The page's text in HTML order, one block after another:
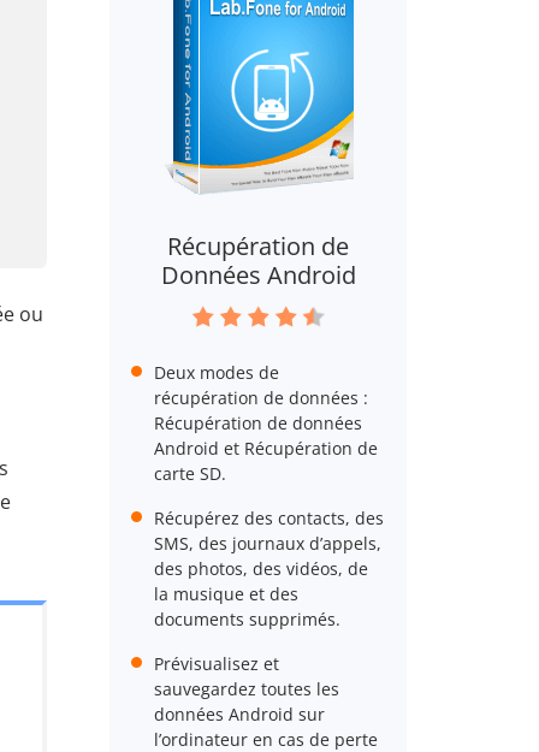
ou
Récupération de
Données Android
Deux modes de
récupération de données :
Récupération de données
Android et Récupération de
carte SD.
Récupérez des contacts, des
SMS, des journaux d’appels,
des photos, des vidéos, de
la musique et des
documents supprimés.
Prévisualisez et
sauvegardez toutes les
données Android sur
l’ordinateur en cas de perte